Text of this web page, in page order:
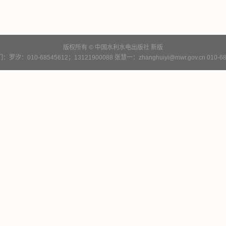
版权所有 © 中国水利水电出版社 新版
：罗汐：010-68545612；13121900088 张慧一：zhanghuiyi@mwr.gov.cn 010-